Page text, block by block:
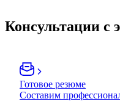
Консультации с
Готовое резюме
Составим